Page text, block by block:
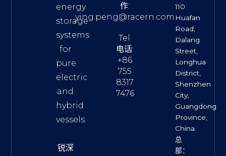
energy
storage
systems
for
pure
electric
and
hybrid
vessels.
锐深
作:
ying.peng@racern.com
Tel·
电话:
+86
755
8317
7476
110
Huafan
Road,
Dalang
Street,
Longhua
District,
Shenzhen
City,
Guangdong
Province,
China.
总
部：